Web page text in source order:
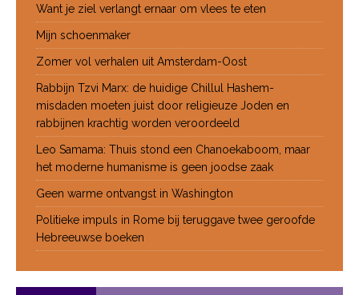
Want je ziel verlangt ernaar om vlees te eten
Mijn schoenmaker
Zomer vol verhalen uit Amsterdam-Oost
Rabbijn Tzvi Marx: de huidige Chillul Hashem-
misdaden moeten juist door religieuze Joden en
rabbijnen krachtig worden veroordeeld
Leo Samama: Thuis stond een Chanoekaboom, maar
het moderne humanisme is geen joodse zaak
Geen warme ontvangst in Washington
Politieke impuls in Rome bij teruggave twee geroofde
Hebreeuwse boeken